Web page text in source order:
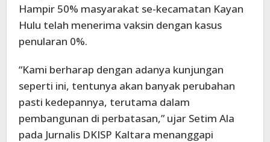
Hampir 50% masyarakat se-kecamatan Kayan
Hulu telah menerima vaksin dengan kasus
penularan 0%.
“Kami berharap dengan adanya kunjungan
seperti ini, tentunya akan banyak perubahan
pasti kedepannya, terutama dalam
pembangunan di perbatasan,” ujar Setim Ala
pada Jurnalis DKISP Kaltara menanggapi